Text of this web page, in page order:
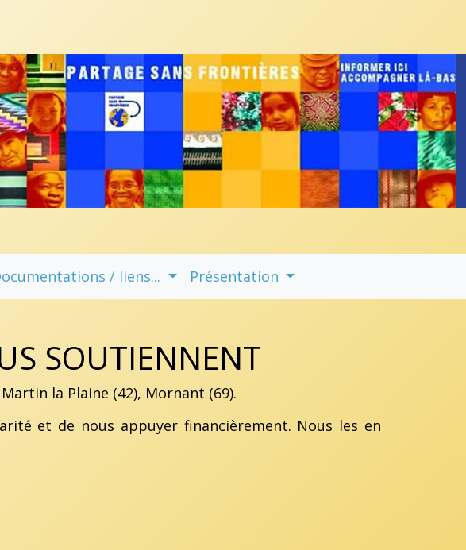
/ liens... Présentation
SOUTIENNENT
Martin la Plaine (42), Mornant (69).
et de nous appuyer financièrement. Nous les en